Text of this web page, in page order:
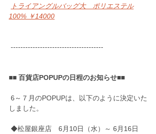
トライアングルバッグ大　ポリエステル
100% ￥14000
--------------------------------------
■■ 百貨店POPUPの日程のお知らせ■■
しました。